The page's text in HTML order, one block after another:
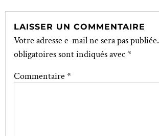
LAISSER UN COMMENTAIRE
Votre adresse e-mail ne sera pas publiée.
obligatoires sont indiqués avec*
Commentaire *